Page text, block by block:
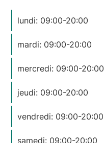
lundi: 09:00-20:00
mardi: 09:00-20:00
mercredi: 09:00-20:00
jeudi: 09:00-20:00
vendredi: 09:00-20:00
samedi: 09:00-20:00